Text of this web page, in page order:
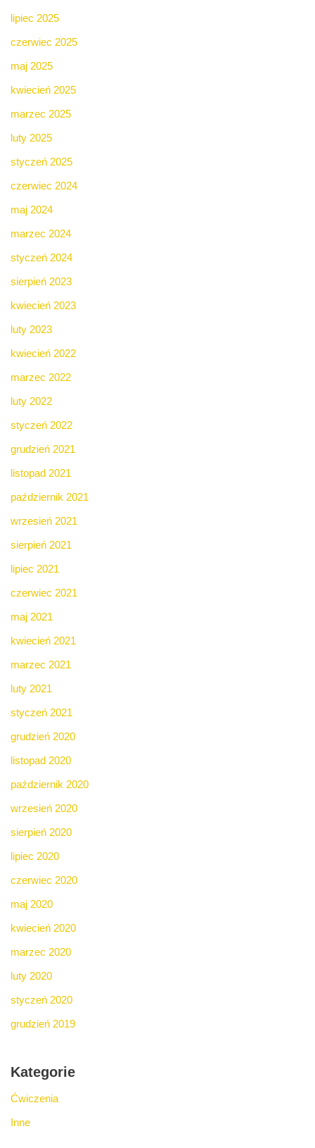
lipiec 2025
czerwiec 2025
maj 2025
kwiecień 2025
marzec 2025
luty 2025
styczeń 2025
czerwiec 2024
maj 2024
marzec 2024
styczeń 2024
sierpień 2023
kwiecień 2023
luty 2023
kwiecień 2022
marzec 2022
luty 2022
styczeń 2022
grudzień 2021
listopad 2021
październik 2021
wrzesień 2021
sierpień 2021
lipiec 2021
czerwiec 2021
maj 2021
kwiecień 2021
marzec 2021
luty 2021
styczeń 2021
grudzień 2020
listopad 2020
październik 2020
wrzesień 2020
sierpień 2020
lipiec 2020
czerwiec 2020
maj 2020
kwiecień 2020
marzec 2020
luty 2020
styczeń 2020
grudzień 2019
Kategorie
Ćwiczenia
Inne